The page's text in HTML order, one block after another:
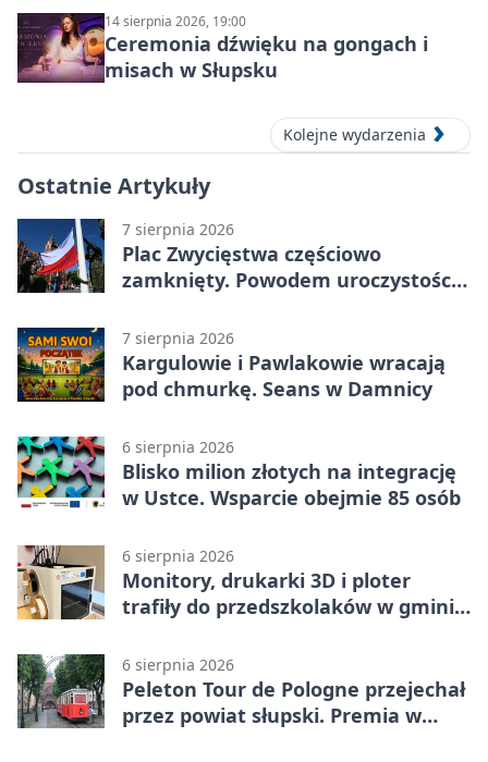
14 sierpnia 2026, 19:00
Ceremonia dźwięku na gongach i
misach w Słupsku
Kolejne wydarzenia
Ostatnie Artykuły
7 sierpnia 2026
Plac Zwycięstwa częściowo
zamknięty. Powodem uroczystości
7 sierpnia 2026
Kargulowie i Pawlakowie wracają
pod chmurkę. Seans w Damnicy
6 sierpnia 2026
Blisko milion złotych na integrację
w Ustce. Wsparcie obejmie 85 osób
6 sierpnia 2026
Monitory, drukarki 3D i ploter
trafiły do przedszkolaków w gminie
6 sierpnia 2026
Peleton Tour de Pologne przejechał
przez powiat słupski. Premia w